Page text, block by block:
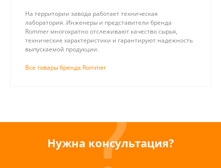
На территории завода работает техническая
лаборатория. Инженеры и представители бренда
Rommer многократно отслеживают качество сырья,
технические характеристики и гарантируют надежность
выпускаемой продукции.
Все товары бренда Rommer
Нужна консультация?